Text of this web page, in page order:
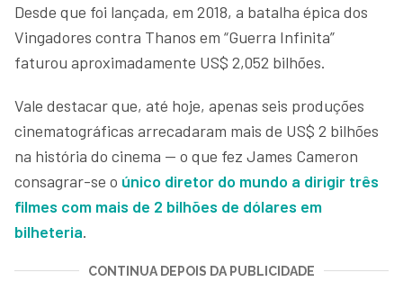
Desde que foi lançada, em 2018, a batalha épica dos
Vingadores contra Thanos em “Guerra Infinita”
faturou aproximadamente US$ 2,052 bilhões.
Vale destacar que, até hoje, apenas seis produções
cinematográficas arrecadaram mais de US$ 2 bilhões
na história do cinema — o que fez James Cameron
consagrar-se o único diretor do mundo a dirigir três
filmes com mais de 2 bilhões de dólares em
bilheteria.
CONTINUA DEPOIS DA PUBLICIDADE